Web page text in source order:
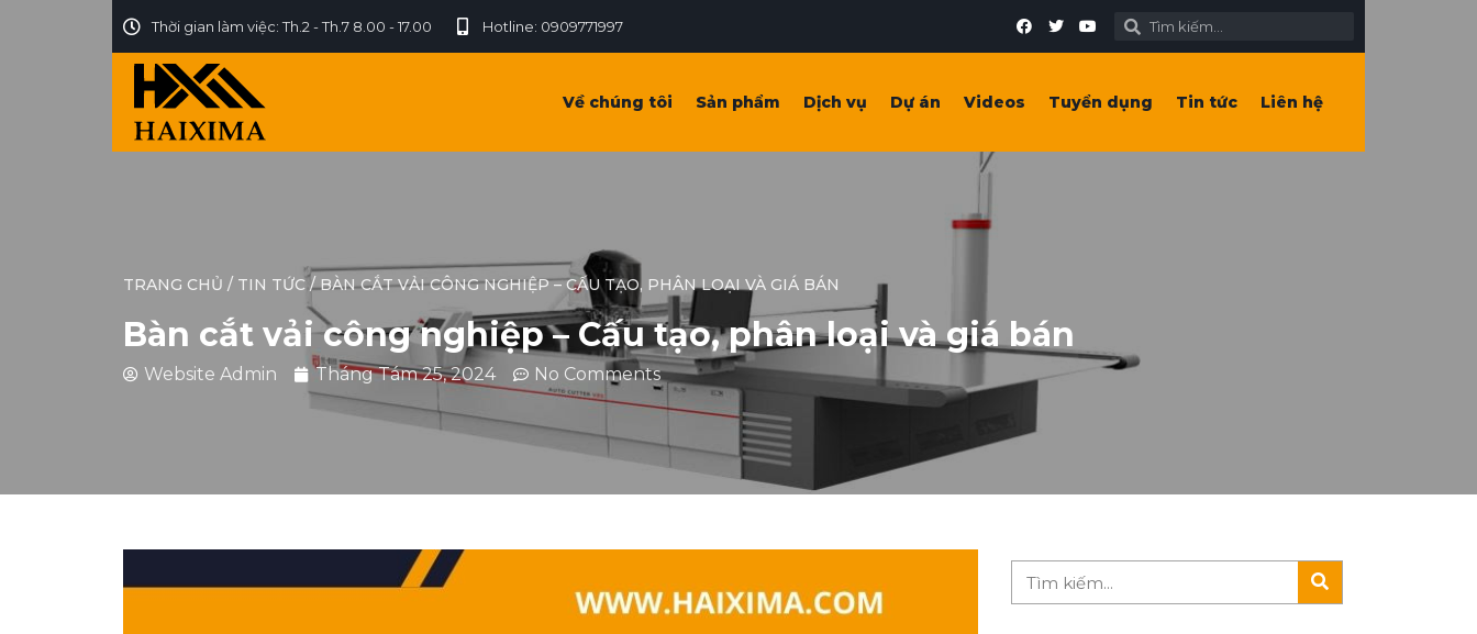
Thời gian làm việc: Th.2 - Th.7 8.00 - 17.00 Hotline: 0909771997
Về chúng tôi Sản phẩm Dịch vụ Dự án Videos Tuyển dụng Tin tức Liên hệ
TRANG CHỦ / TIN TỨC/BÀN CẮT VẢI CÔNG NGHIỆP – CẤU TẠO, PHÂN LOẠI VÀ GIÁ BÁN
Bàn cắt vải công nghiệp – Cấu tạo, phân loại và giá bán
Website Admin Tháng Tám 25, 2024 No Comments